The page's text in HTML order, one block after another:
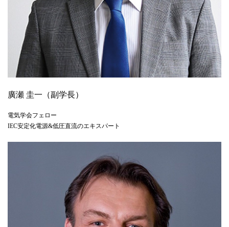
廣瀬 圭一（副学長）
電気学会フェロー
IEC安定化電源&低圧直流のエキスパート